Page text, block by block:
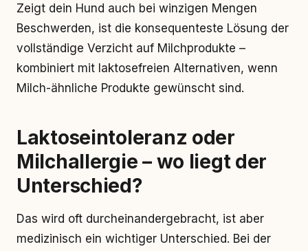
Zeigt dein Hund auch bei winzigen Mengen
Beschwerden, ist die konsequenteste Lösung der
vollständige Verzicht auf Milchprodukte –
kombiniert mit laktosefreien Alternativen, wenn
Milch-ähnliche Produkte gewünscht sind.
Laktoseintoleranz oder
Milchallergie – wo liegt der
Unterschied?
Das wird oft durcheinandergebracht, ist aber
medizinisch ein wichtiger Unterschied. Bei der